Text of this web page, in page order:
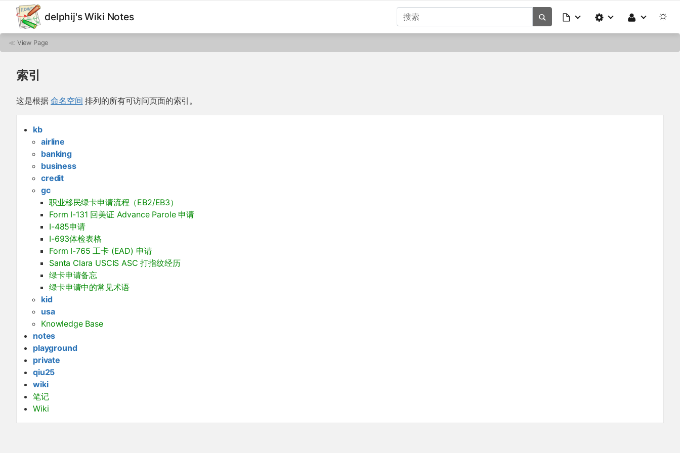
delphij's Wiki Notes
≪ View Page
索引
这是根据命名空间 排列的所有可访问页面的索引。
kb
airline
banking
business
credit
gc
职业移民绿卡申请流程（EB2/EB3）
Form I-131 回美证 Advance Parole 申请
I-485申请
I-693体检表格
Form I-765 工卡 (EAD) 申请
Santa Clara USCIS ASC 打指纹经历
绿卡申请备忘
绿卡申请中的常见术语
kid
usa
Knowledge Base
notes
playground
private
qiu25
wiki
笔记
Wiki